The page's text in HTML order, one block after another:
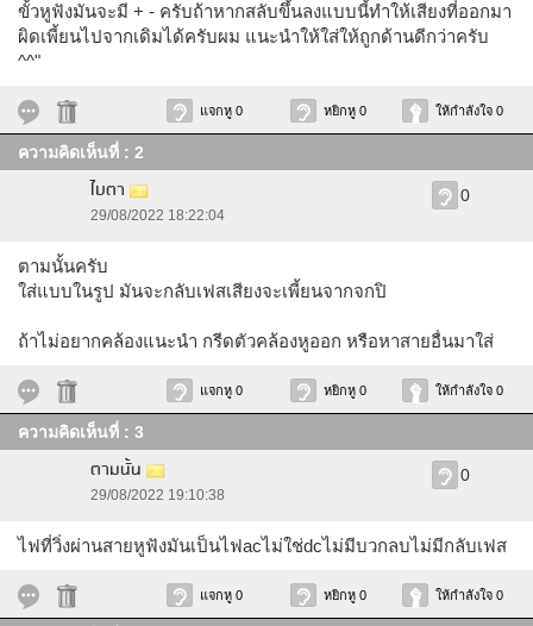
ขั้วหูฟังมันจะมี + - ครับถ้าหากสลับขึ้นลงแบบนี้ทำให้เสียงที่ออกมา
ผิดเพี้ยนไปจากเดิมได้ครับผม แนะนำให้ใส่ให้ถูกด้านดีกว่าครับ
^^"
แจกหู 0 หยิกหู 0 ให้กำลังใจ 0
ความคิดเห็นที่ : 2
ไบตา
29/08/2022 18:22:04
0
ตามนั้นครับ
ใส่แบบในรูป มันจะกลับเฟสเสียงจะเพี้ยนจากจกปิ
ถ้าไม่อยากคล้องแนะนำ กรีดตัวคล้องหูออก หรือหาสายอื่นมาใส่
แจกหู 0 หยิกหู 0 ให้กำลังใจ 0
ความคิดเห็นที่ : 3
ตามนั้น
29/08/2022 19:10:38
0
ไฟที่วิ่งผ่านสายหูฟังมันเป็นไฟacไม่ใช่dcไม่มีบวกลบไม่มีกลับเฟส
แจกหู 0 หยิกหู 0 ให้กำลังใจ 0